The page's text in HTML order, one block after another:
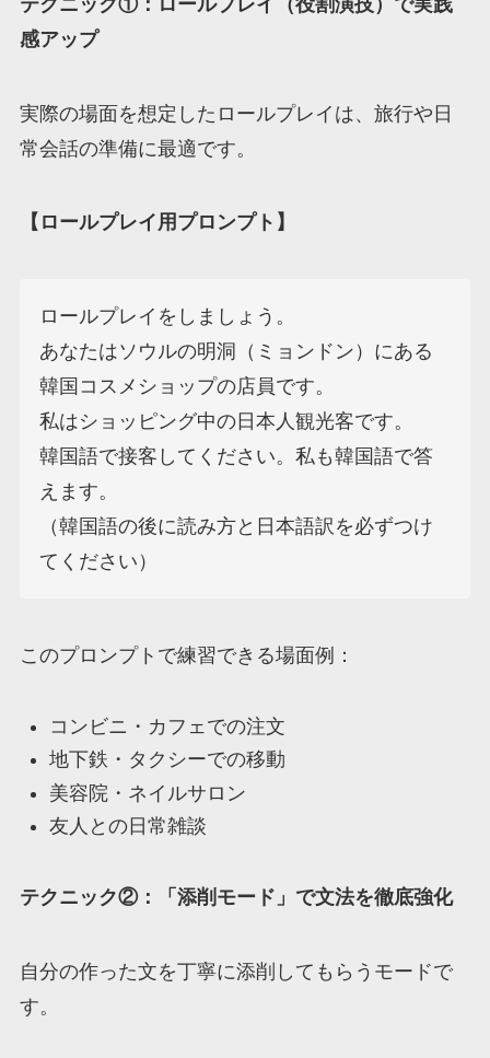
感アップ
実際の場面を想定したロールプレイは、旅行や日
常会話の準備に最適です。
【ロールプレイ用プロンプト】
ロールプレイをしましょう。
あなたはソウルの明洞（ミョンドン）にある
韓国コスメショップの店員です。
私はショッピング中の日本人観光客です。
韓国語で接客してください。私も韓国語で答
えます。
（韓国語の後に読み方と日本語訳を必ずつけ
てください）
このプロンプトで練習できる場面例：
コンビニ・カフェでの注文
地下鉄・タクシーでの移動
美容院・ネイルサロン
友人との日常雑談
テクニック②：「添削モード」で文法を徹底強化
自分の作った文を丁寧に添削してもらうモードで
す。